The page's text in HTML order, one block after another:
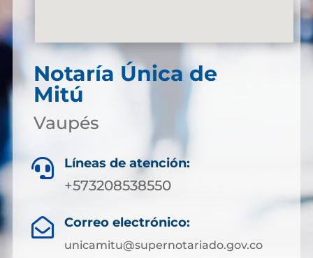
Notaría Única de
Mitú
Vaupés
 Líneas de atención:
+573208538550
 Correo electrónico:
unicamitu@supernotariado.gov.co